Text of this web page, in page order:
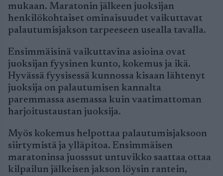
mukaan. Maratonin jälkeen juoksijan
henkilökohtaiset ominaisuudet vaikuttavat
palautumisjakson tarpeeseen usealla tavalla.
Ensimmäisinä vaikuttavina asioina ovat
juoksijan fyysinen kunto, kokemus ja ikä.
Hyvässä fyysisessä kunnossa kisaan lähtenyt
juoksija on palautumisen kannalta
paremmassa asemassa kuin vaatimattoman
harjoitustaustan juoksija.
Myös kokemus helpottaa palautumisjaksoon
siirtymistä ja ylläpitoa. Ensimmäisen
maratoninsa juosssut untuvikko saattaa ottaa
kilpailun jälkeisen jakson löysin rantein,